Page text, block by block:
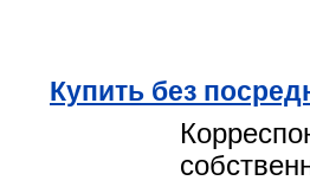
Купить без